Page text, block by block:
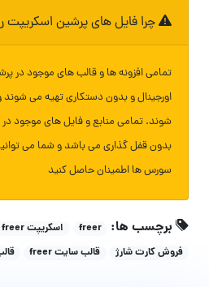
چرا فایل های پرشین اسکریپت
تمامی افزونه ها و قالب های موجود در
اورجینال و بدون دستکاری تهیه می
شوند. تمامی منابع و فایل های موجود
بدون قفل گذاری می باشد و شما می
سورس ها اطمینان حاصل کنید
برچسب ها: freer اسکریپت freer
فروش کارت شارژ
قالب سایت freer